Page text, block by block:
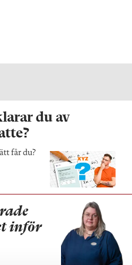
du av
får du?
inför